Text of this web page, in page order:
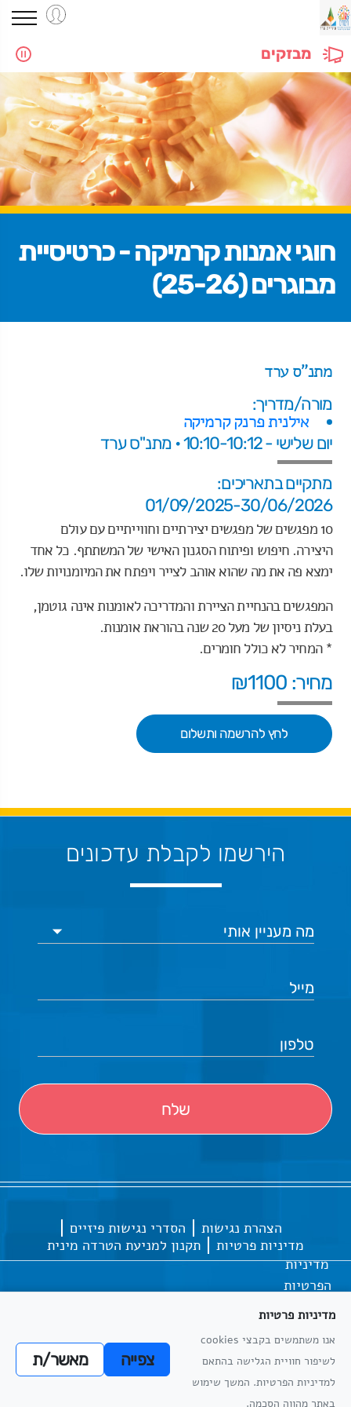
מבזקים
חוגי אמנות קרמיקה - כרטיסיית
מבוגרים (25-26)
מתנ"ס ערד
מורה/מדריך:
אילנית פרנק קרמיקה
יום שלישי - 10:10-10:12 • מתנ"ס ערד
מתקיים בתאריכים:
01/09/2025-30/06/2026
10 מפגשים של מפגשים יצירתיים וחווייתיים עם עולם
היצירה. חיפוש ופיתוח הסגנון האישי של המשתתף. כל אחד
ימצא פה את מה שהוא אוהב לצייר ויפתח את המיומנויות שלו.
המפגשים בהנחיית הציירת והמדריכה לאומנות אינה גוטמן,
בעלת ניסיון של מעל 20 שנה בהוראת אומנות.
* המחיר לא כולל חומרים.
מחיר: ₪1100
לחץ להרשמה ותשלום
הירשמו לקבלת עדכונים
הצהרת נגישות
הסדרי נגישות פיזיים
מדיניות פרטיות
תקנון למניעת הטרדה מינית
מדיניות
הפרטיות
כל הזכויות שמורות אתריקס פיתוח מערכות מידע
מדיניות
מדיניות פרטיות
אנו משתמשים בקבצי cookies
לשיפור חוויית הגלישה בהתאם
למדיניות הפרטיות. המשך שימוש
באתר מהווה הסכמה.
צפייה מאשר/ת